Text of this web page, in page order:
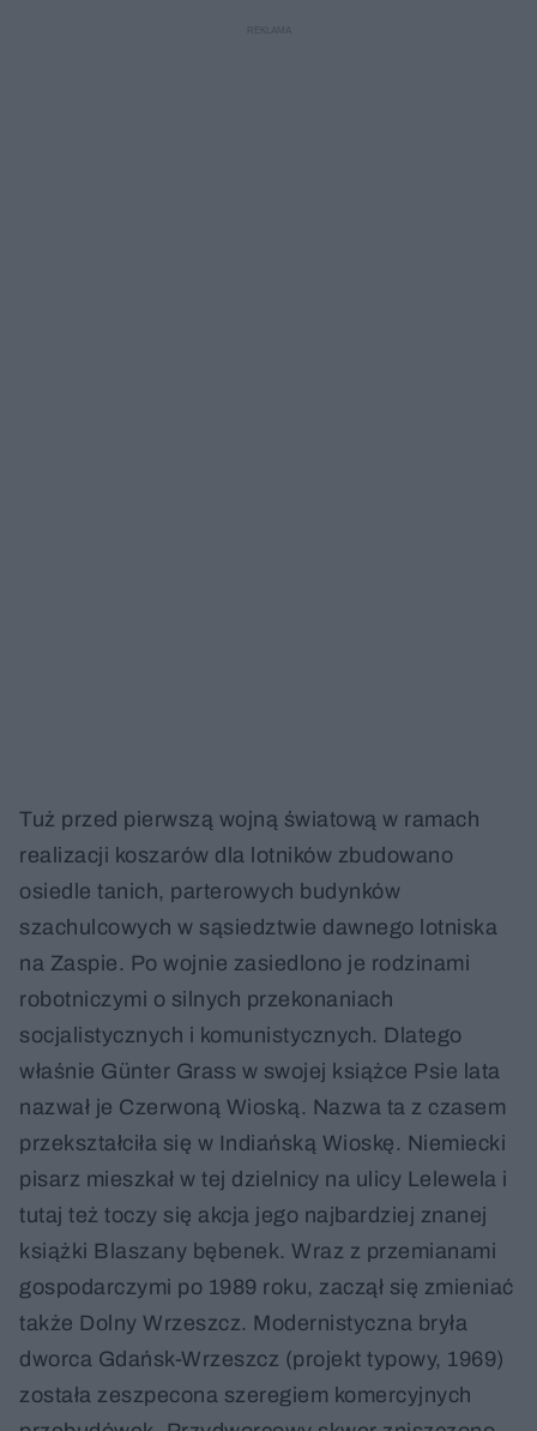
Tuż przed pierwszą wojną światową w ramach
realizacji koszarów dla lotników zbudowano
osiedle tanich, parterowych budynków
szachulcowych w sąsiedztwie dawnego lotniska
na Zaspie. Po wojnie zasiedlono je rodzinami
robotniczymi o silnych przekonaniach
socjalistycznych i komunistycznych. Dlatego
właśnie Günter Grass w swojej książce Psie lata
nazwał je Czerwoną Wioską. Nazwa ta z czasem
przekształciła się w Indiańską Wioskę. Niemiecki
pisarz mieszkał w tej dzielnicy na ulicy Lelewela i
tutaj też toczy się akcja jego najbardziej znanej
książki Blaszany bębenek. Wraz z przemianami
gospodarczymi po 1989 roku, zaczął się zmieniać
także Dolny Wrzeszcz. Modernistyczna bryła
dworca Gdańsk-Wrzeszcz (projekt typowy, 1969)
została zeszpecona szeregiem komercyjnych